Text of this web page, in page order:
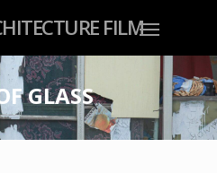
FILM
GLASS